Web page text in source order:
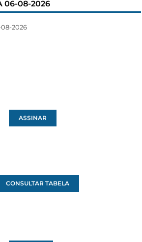
06-08-2026
ASSINAR
CONSULTAR TABELA